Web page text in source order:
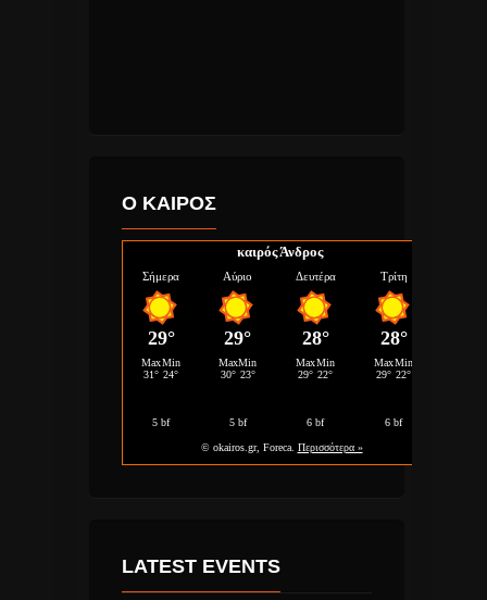
Ο ΚΑΙΡΟΣ
καιρός Άνδρος
LATEST EVENTS